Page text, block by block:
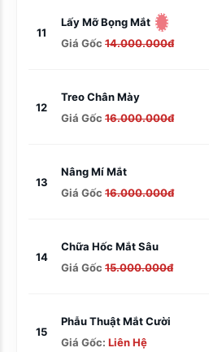
11
Lấy Mỡ Bọng Mắt
Giá Gốc 14.000.000đ
12
Treo Chân Mày
Giá Gốc 16.000.000đ
13
Nâng Mí Mắt
Giá Gốc 16.000.000đ
14
Chữa Hốc Mắt Sâu
Giá Gốc 15.000.000đ
15
Phẫu Thuật Mắt Cười
Giá Gốc: Liên Hệ